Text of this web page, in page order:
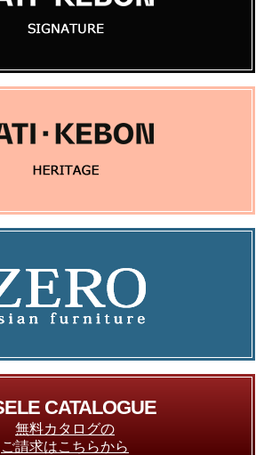
CATALOGUE
無料カタログの
ご請求はこちらから